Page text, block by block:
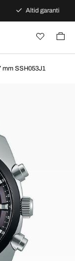
Altid garanti
mm SSH053J1